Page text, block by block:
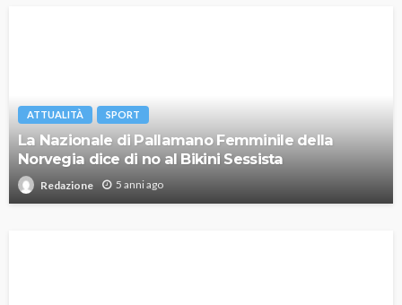
ATTUALITÀ SPORT
La Nazionale di Pallamano Femminile della
Norvegia dice di no al Bikini Sessista
Redazione 5 anni ago